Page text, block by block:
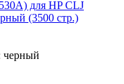
для HP CLJ
(3500 стр.)
черный